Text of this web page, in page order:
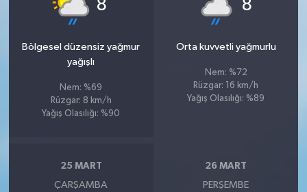
8
Bölgesel düzensiz yağmur
yağışlı
Nem: %69
Rüzgar: 8 km/h
Yağış Olasılığı: %90
8
Orta kuvvetli yağmurlu
Nem: %72
Rüzgar: 16 km/h
Yağış Olasılığı: %89
25 MART
ÇARŞAMBA
26 MART
PERŞEMBE